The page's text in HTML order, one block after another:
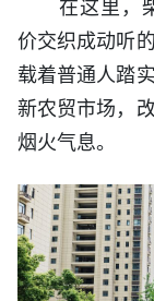
价交织成动听
载着普通人踏
新农贸市场，
烟火气息。